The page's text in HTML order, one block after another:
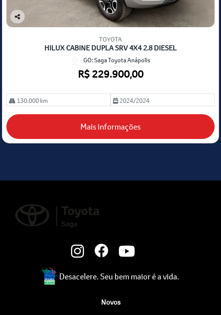
Co
TOYOTA
HILUX CABINE DUPLA SRV 4X4 2.8 DIESEL
GO: Saga Toyota Anápolis
R$ 229.900,00
130.000 km 2024/2024
Mais informações
Desacelere. Seu bem maior é a vida.
Novos